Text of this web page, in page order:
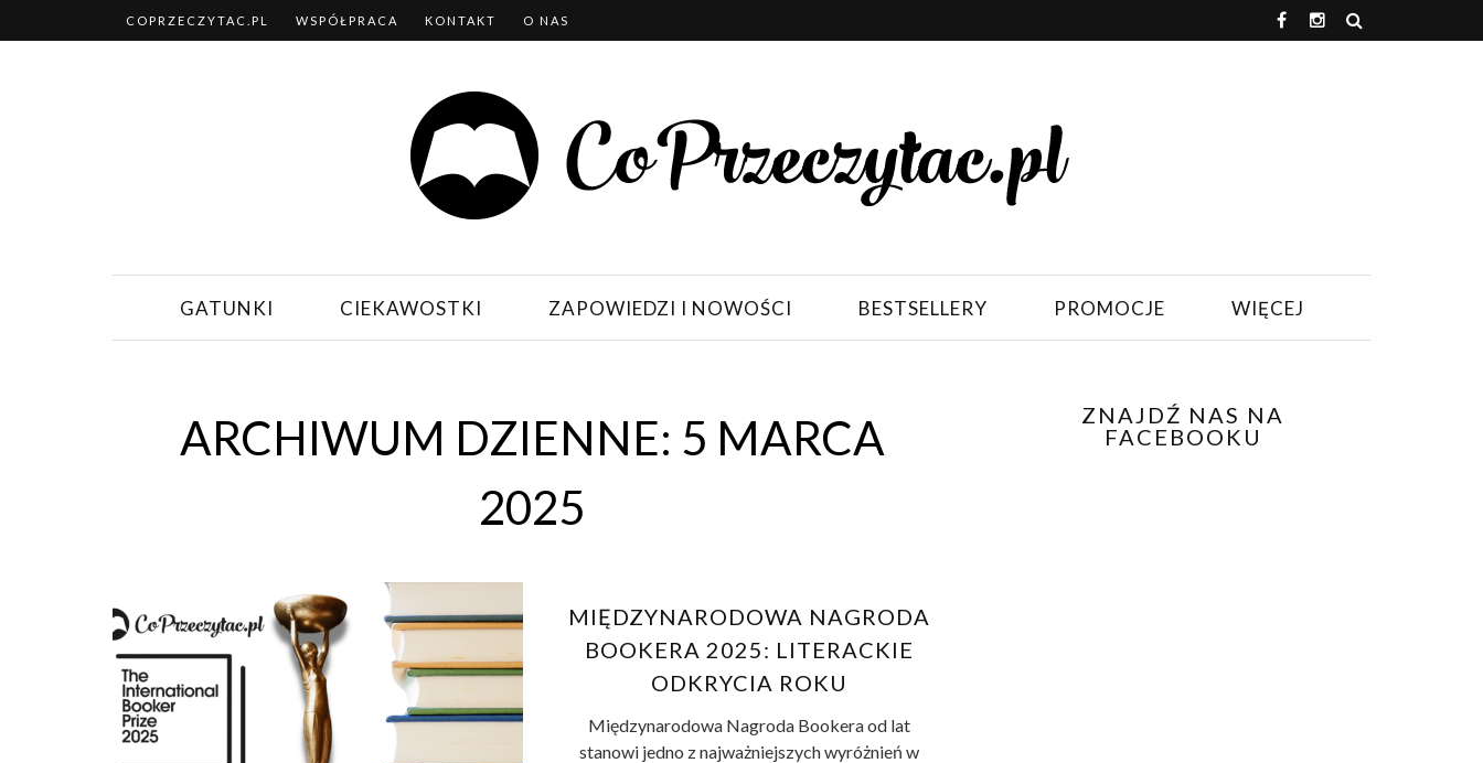
COPRZECZYTAC.PL WSPÓŁPRACA KONTAKT O NAS
GATUNKI CIEKAWOSTKI ZAPOWIEDZI I NOWOŚCI BESTSELLERY PROMOCJE WIĘCEJ
ARCHIWUM DZIENNE: 5 MARCA
2025
MIĘDZYNARODOWA NAGRODA
BOOKERA 2025: LITERACKIE
ODKRYCIA ROKU
Międzynarodowa Nagroda Bookera od lat
stanowi jedno z najważniejszych wyróżnień w
ZNAJDŹ NAS NA
FACEBOOKU